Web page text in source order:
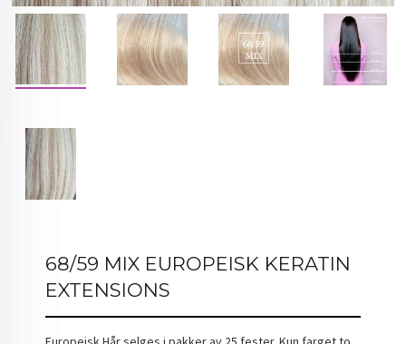
68/59 MIX EUROPEISK KERATIN
EXTENSIONS